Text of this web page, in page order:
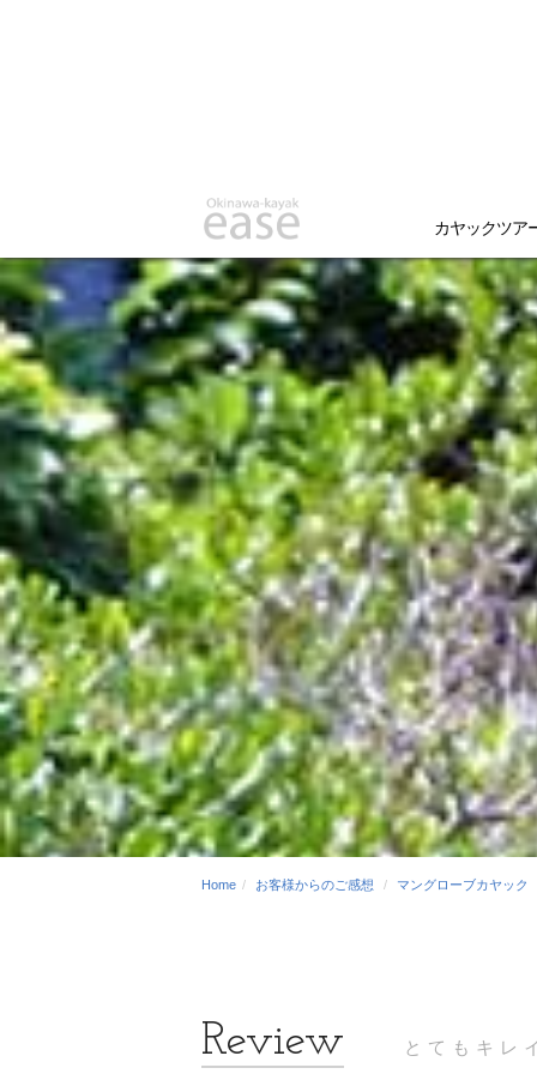
カヤックツア
Home お客様からのご感想 マングローブカヤック
とてもキレ